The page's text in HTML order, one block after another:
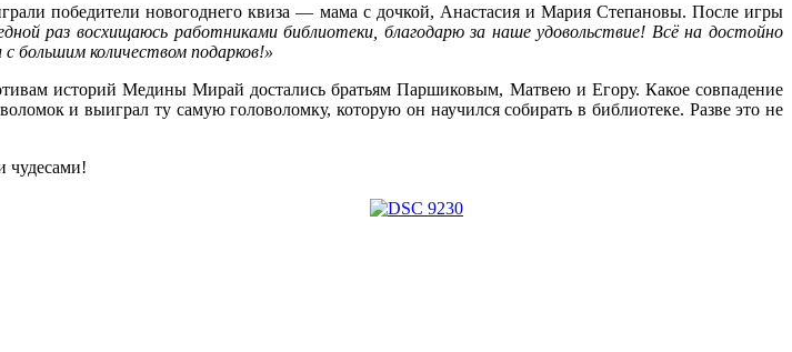
победители новогоднего квиза — мама с дочкой, Анастасия и Мария Степановы. После игры
раз восхищаюсь работниками библиотеки, благодарю за наше удовольствие! Всё на достойно
большим количеством подарков!»
историй Медины Мирай достались братьям Паршиковым, Матвею и Егору. Какое совпадение
и выиграл ту самую головоломку, которую он научился собирать в библиотеке. Разве это не
чудесами!